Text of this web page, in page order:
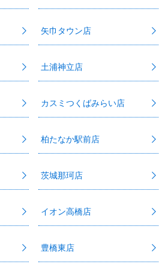
矢巾タウン店
土浦神立店
カスミつくばみらい店
柏たなか駅前店
茨城那珂店
イオン高橋店
豊橋東店